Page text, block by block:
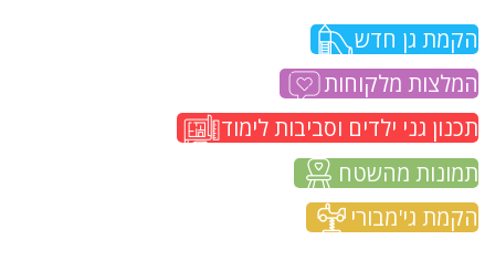
הקמת גן חדש
המלצות מלקוחות
תכנון גני ילדים וסביבות לימוד
תמונות מהשטח
הקמת גי'מבורי